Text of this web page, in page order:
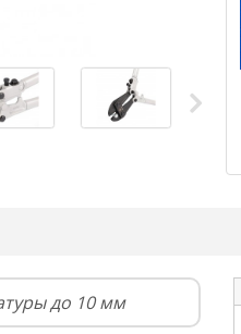
до 10 мм